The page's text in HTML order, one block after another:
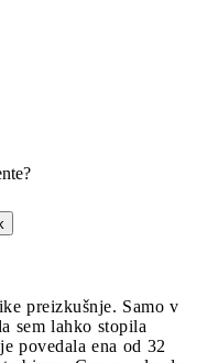
preizkušnje. Samo v
sem lahko stopila
povedala ena od 32